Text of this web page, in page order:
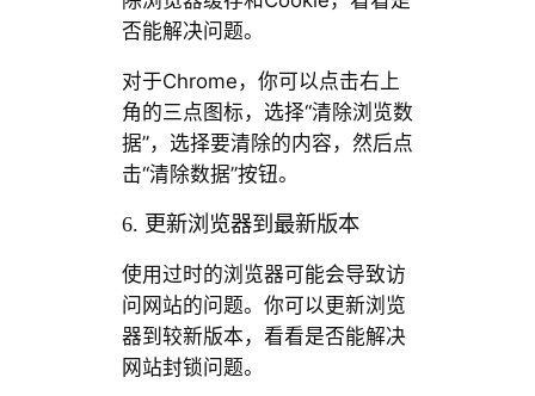
否能解决问题。
对于Chrome，你可以点击右上
角的三点图标，选择“清除浏览数
据”，选择要清除的内容，然后点
击“清除数据”按钮。
6. 更新浏览器到最新版本
使用过时的浏览器可能会导致访
问网站的问题。你可以更新浏览
器到较新版本，看看是否能解决
网站封锁问题。